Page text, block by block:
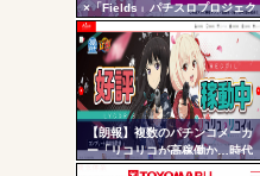
AngelBeats!とかいうク
Powered by livedoor 相互RSS
×「Fields」パチスロプロジェク
ト特報ムービー公開！推しの子
でBITESやれるんか！？_
【朗報】複数のパチンコメーカ
ー「リコリコが高稼働か…時代
はライトミドルだ！」
定リ
ンク
自動
更新
ツー